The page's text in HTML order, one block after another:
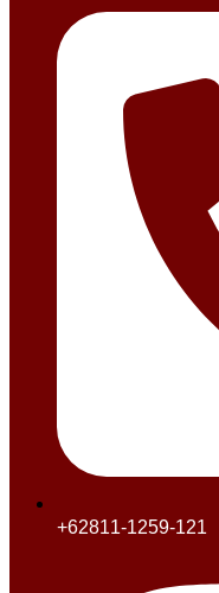
+62811-1259-121